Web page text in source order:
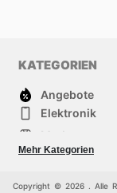
KATEGORIEN
Angebote
Elektronik
Mode
Baumarkt
Mehr Kategorien
Copyright © 2026 . Alle